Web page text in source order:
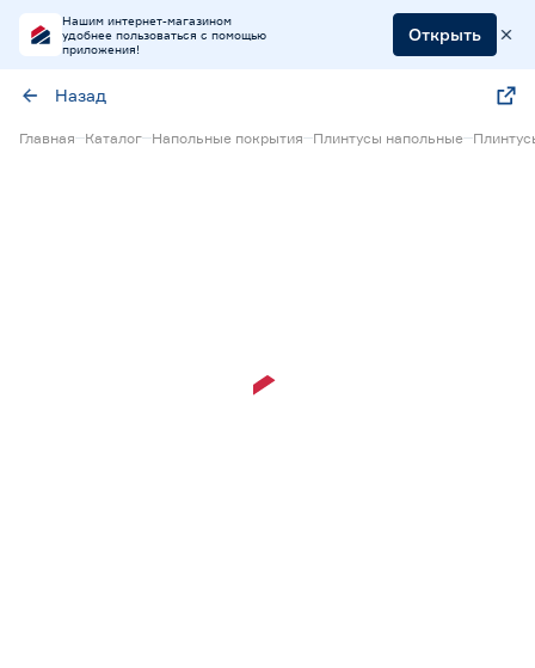
Нашим интернет-магазином
удобнее пользоваться с помощью
приложения!
Открыть
Назад
Главная Каталог Напольные покрытия Плинтусы напольные